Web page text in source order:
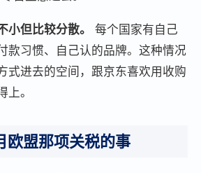
小但比较分散。
每个国家有自己
款习惯、自己认的品牌。这种情况
式进去的空间，跟京东喜欢用收购
上。
盟那项关税的事